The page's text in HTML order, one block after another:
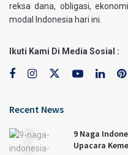
reksa dana, obligasi,
modal Indonesia hari ini.
Ikuti Kami Di Media Sosial :
Recent News
9 Naga
Upacara